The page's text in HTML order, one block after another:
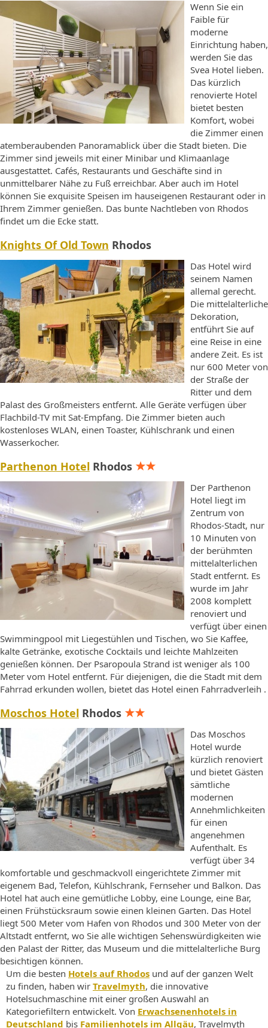
Wenn Sie ein
Faible für
moderne
Einrichtung haben,
werden Sie das
Svea Hotel lieben.
Das kürzlich
renovierte Hotel
bietet besten
Komfort, wobei
die Zimmer einen
atemberaubenden Panoramablick über die Stadt bieten. Die
Zimmer sind jeweils mit einer Minibar und Klimaanlage
ausgestattet. Cafés, Restaurants und Geschäfte sind in
unmittelbarer Nähe zu Fuß erreichbar. Aber auch im Hotel
können Sie exquisite Speisen im hauseigenen Restaurant oder in
Ihrem Zimmer genießen. Das bunte Nachtleben von Rhodos
findet um die Ecke statt.
Knights Of Old Town Rhodos
Das Hotel wird
seinem Namen
allemal gerecht.
Die mittelalterliche
Dekoration,
entführt Sie auf
eine Reise in eine
andere Zeit. Es ist
nur 600 Meter von
der Straße der
Ritter und dem
Palast des Großmeisters entfernt. Alle Geräte verfügen über
Flachbild-TV mit Sat-Empfang. Die Zimmer bieten auch
kostenloses WLAN, einen Toaster, Kühlschrank und einen
Wasserkocher.
Parthenon Hotel Rhodos
Der Parthenon
Hotel liegt im
Zentrum von
Rhodos-Stadt, nur
10 Minuten von
der berühmten
mittelalterlichen
Stadt entfernt. Es
wurde im Jahr
2008 komplett
renoviert und
verfügt über einen
Swimmingpool mit Liegestühlen und Tischen, wo Sie Kaffee,
kalte Getränke, exotische Cocktails und leichte Mahlzeiten
genießen können. Der Psaropoula Strand ist weniger als 100
Meter vom Hotel entfernt. Für diejenigen, die die Stadt mit dem
Fahrrad erkunden wollen, bietet das Hotel einen Fahrradverleih .
Moschos Hotel Rhodos
Das Moschos
Hotel wurde
kürzlich renoviert
und bietet Gästen
sämtliche
modernen
Annehmlichkeiten
für einen
angenehmen
Aufenthalt. Es
verfügt über 34
komfortable und geschmackvoll eingerichtete Zimmer mit
eigenem Bad, Telefon, Kühlschrank, Fernseher und Balkon. Das
Hotel hat auch eine gemütliche Lobby, eine Lounge, eine Bar,
einen Frühstücksraum sowie einen kleinen Garten. Das Hotel
liegt 500 Meter vom Hafen von Rhodos und 300 Meter von der
Altstadt entfernt, wo Sie alle wichtigen Sehenswürdigkeiten wie
den Palast der Ritter, das Museum und die mittelalterliche Burg
besichtigen können.
Um die besten Hotels auf Rhodos und auf der ganzen Welt
zu finden, haben wir Travelmyth, die innovative
Hotelsuchmaschine mit einer großen Auswahl an
Kategoriefiltern entwickelt. Von Erwachsenenhotels in
Deutschland bis Familienhotels im Allgäu, Travelmyth